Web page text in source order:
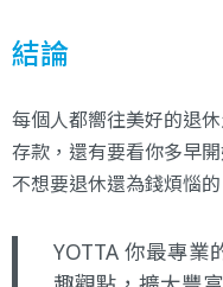
結論
每個人都嚮往美好的退
存款，還有要看你多早
不想要退休還為錢煩惱
YOTTA 你最專業